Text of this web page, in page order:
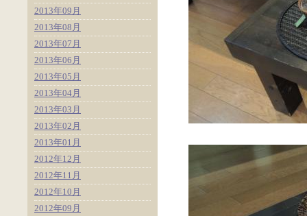
2013年09月
2013年08月
2013年07月
2013年06月
2013年05月
2013年04月
2013年03月
2013年02月
2013年01月
2012年12月
2012年11月
2012年10月
2012年09月